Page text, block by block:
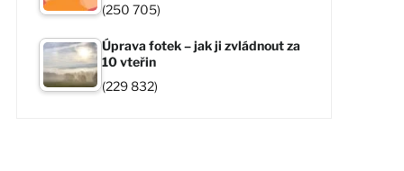
(250 705)
Úprava fotek – jak ji zvládnout za
10 vteřin
(229 832)